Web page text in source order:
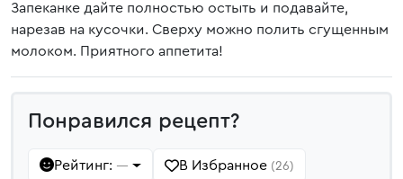
Запеканке дайте полностью остыть и подавайте,
нарезав на кусочки. Сверху можно полить сгущенным
молоком. Приятного аппетита!
Понравился рецепт?
Рейтинг: — В Избранное (26)